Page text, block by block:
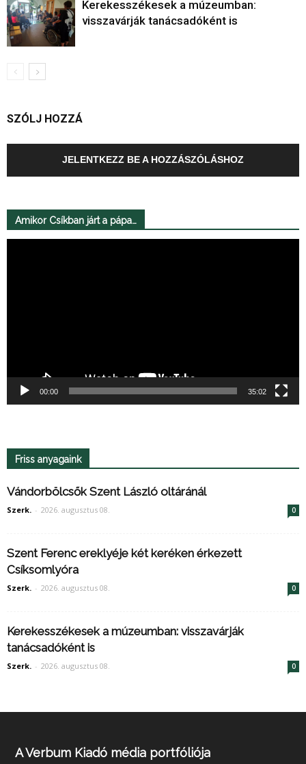
Kerekesszékesek a múzeumban:
visszavárják tanácsadóként is
SZÓLJ HOZZÁ
JELENTKEZZ BE A HOZZÁSZÓLÁSHOZ
Amikor Csíkban járt a pápa…
00:00 35:02
Friss anyagaink
Vándorbölcsők Szent László oltáránál
Szerk. - 2026. augusztus 08. 0
Szent Ferenc ereklyéje két keréken érkezett
Csíksomlyóra
Szerk. - 2026. augusztus 08. 0
Kerekesszékesek a múzeumban: visszavárják
tanácsadóként is
Szerk. - 2026. augusztus 08. 0
A Verbum Kiadó média portfóliója